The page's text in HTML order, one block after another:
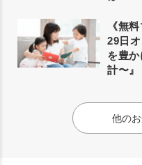
《無
29日
を豊
計〜』
他の